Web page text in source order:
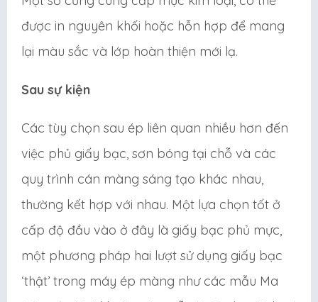
được in nguyên khối hoặc hỗn hợp để mang
lại màu sắc và lớp hoàn thiện mới lạ.
Sau sự kiện
Các tùy chọn sau ép liên quan nhiều hơn đến
việc phủ giấy bạc, sơn bóng tại chỗ và các
quy trình cán màng sáng tạo khác nhau,
thường kết hợp với nhau. Một lựa chọn tốt ở
cấp độ đầu vào ở đây là giấy bạc phủ mực,
một phương pháp hai lượt sử dụng giấy bạc
‘thật’ trong máy ép màng như các mẫu Ma